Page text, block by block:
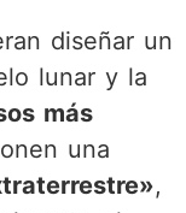
diseñar un
lunar y la
más
una
,